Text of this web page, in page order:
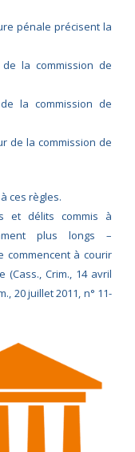
pénale précisent la
la commission de
la commission de
de la commission de
ces règles.
et délits commis à
plus longs –
commencent à courir
(Cass., Crim., 14 avril
20 juillet 2011, n° 11-